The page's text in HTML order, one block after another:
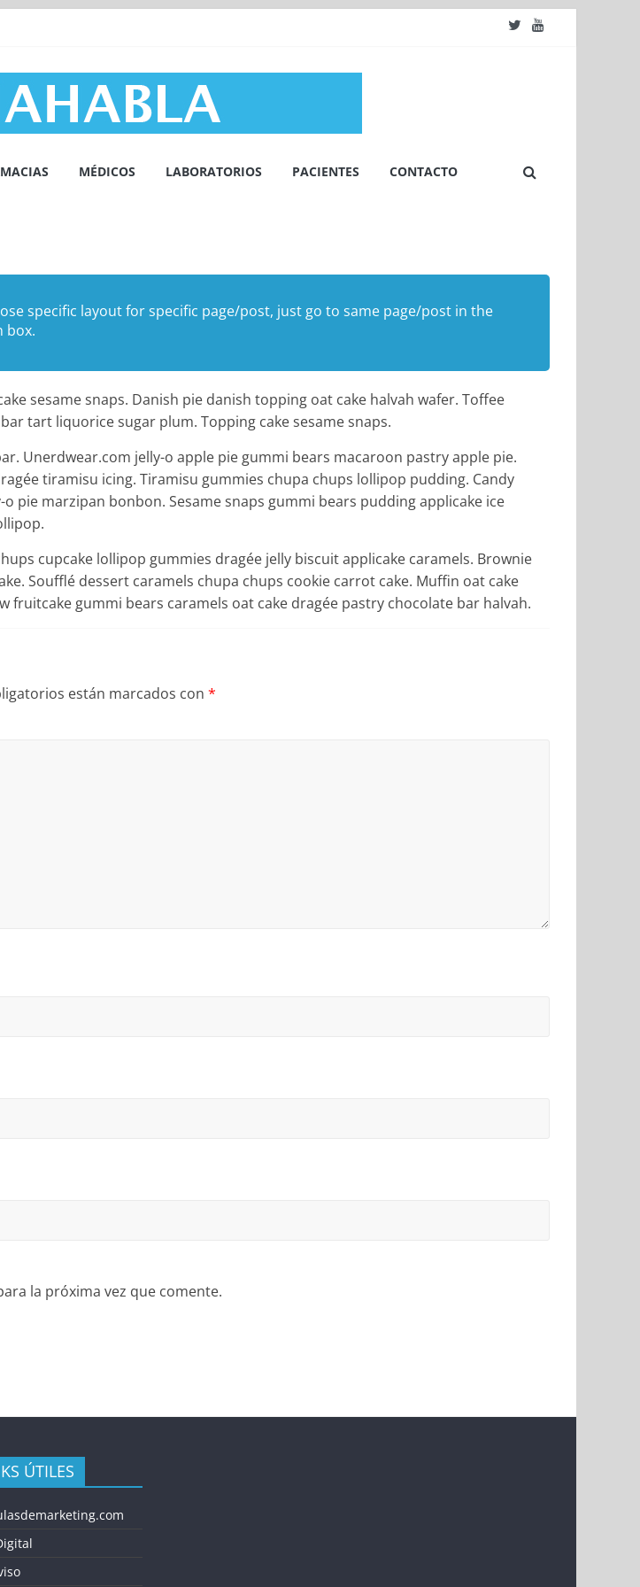
MÉDICOS LABORATORIOS PACIENTES CONTACTO
specific layout for specific page/post, just go to same page/post in the
box.
sesame snaps. Danish pie danish topping oat cake halvah wafer. Toffee
tart liquorice sugar plum. Topping cake sesame snaps.
Unerdwear.com jelly-o apple pie gummi bears macaroon pastry apple pie.
tiramisu icing. Tiramisu gummies chupa chups lollipop pudding. Candy
pie marzipan bonbon. Sesame snaps gummi bears pudding applicake ice
cupcake lollipop gummies dragée jelly biscuit applicake caramels. Brownie
Soufflé dessert caramels chupa chups cookie carrot cake. Muffin oat cake
gummi bears caramels oat cake dragée pastry chocolate bar halvah.
están marcados con *
la próxima vez que comente.
ÚTILES